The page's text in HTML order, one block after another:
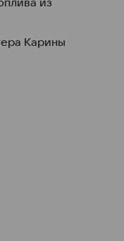
из
Карины